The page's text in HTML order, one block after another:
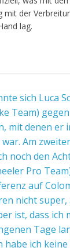
mit der
lag.